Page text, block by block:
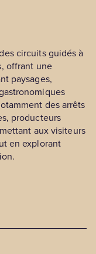
circuits guidés à
offrant une
paysages,
des arrêts
producteurs
aux visiteurs
en explorant